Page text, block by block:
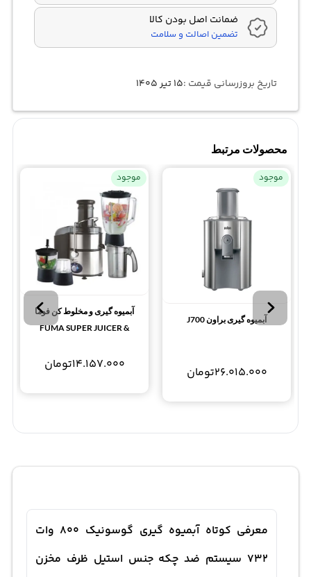
ضمانت اصل بودن کالا
تضمین اصالت و سلامت
تاریخ بروزرسانی قیمت :۱۵ تیر ۱۴۰۵
محصولات مرتبط
موجود
آبمیوه گیری براون J700
26.015.000تومان
موجود
آبمیوه گیری و مخلوط کن فوما
FUMA SUPER JUICER &
14.157.000تومان
معرفی کوتاه آبمیوه گیری گوسونیک 800 وات
732 سیستم ضد چکه جنس استیل ظرف مخزن